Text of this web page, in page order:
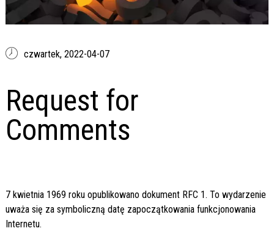
czwartek, 2022-04-07
Request for
Comments
7 kwietnia 1969 roku opublikowano dokument RFC 1. To wydarzenie
uważa się za symboliczną datę zapoczątkowania funkcjonowania
Internetu.